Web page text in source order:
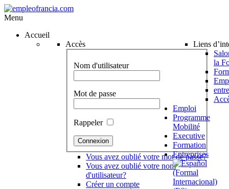
Menu
Accueil
Accès
Nom d'utilisateur
Mot de passe
Rappeler
Vous avez oublié votre mot de passe?
Vous avez oublié votre nom
d'utilisateur?
Créer un compte
Liens
la
Emploi
Programme
Mobilité
Executive
Formation
Entreprises